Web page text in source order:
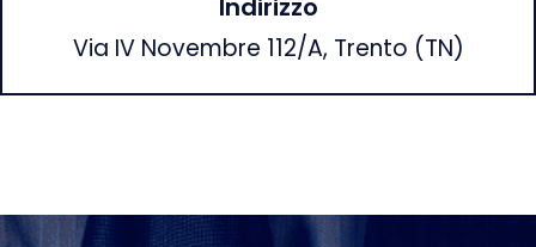
Indirizzo
Via IV Novembre 112/A, Trento (TN)